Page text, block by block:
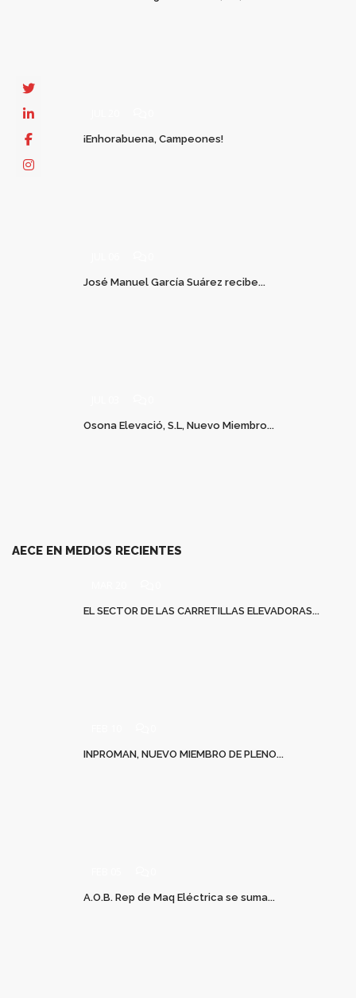
¡Enhorabuena, Campeones!
José Manuel García Suárez recibe...
Osona Elevació, S.L, Nuevo Miembro...
AECE EN MEDIOS RECIENTES
EL SECTOR DE LAS CARRETILLAS ELEVADORAS...
INPROMAN, NUEVO MIEMBRO DE PLENO...
A.O.B. Rep de Maq Eléctrica se suma...